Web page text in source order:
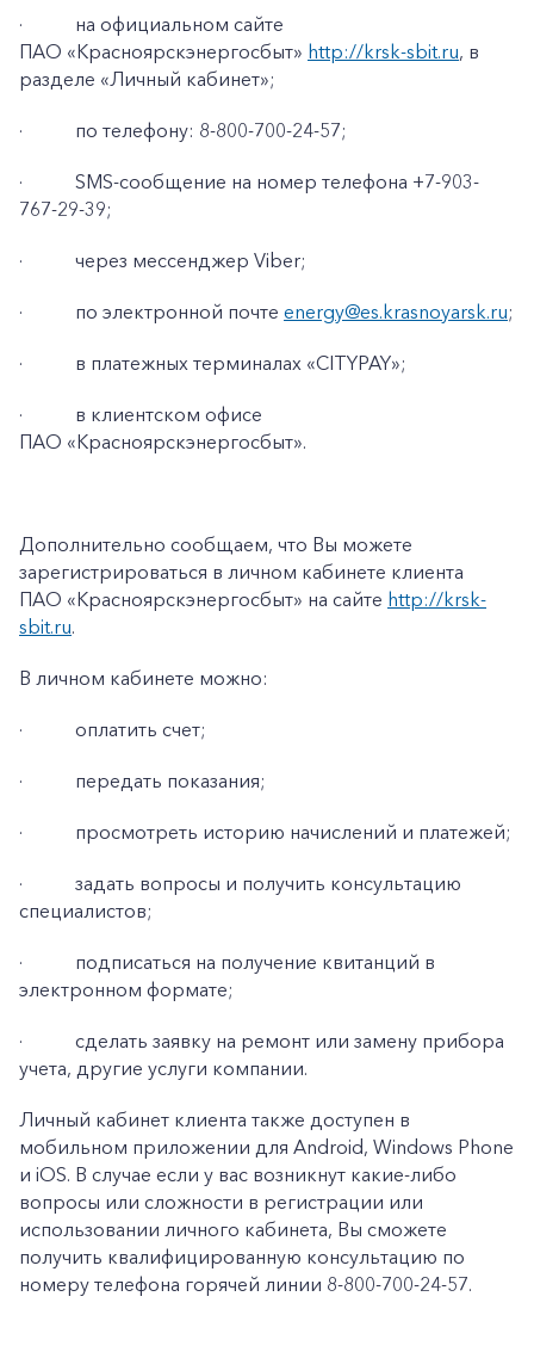
+7-800-700-24-57
Заказать обратный звонок
Частным клиентам
·
на официальном сайте
ПАО «Красноярскэнергосбыт» http://krsk-sbit.ru, в
разделе «Личный кабинет»;
· по телефону: 8-800-700-24-57;
·
SMS-сообщение на номер телефона +7-903-
767-29-39;
· через мессенджер Viber;
· по электронной почте energy@es.krasnoyarsk.ru;
· в платежных терминалах «CITYPAY»;
·
в клиентском офисе
ПАО «Красноярскэнергосбыт».
Дополнительно сообщаем, что Вы можете
зарегистрироваться в личном кабинете клиента
ПАО «Красноярскэнергосбыт» на сайте http://krsk-
sbit.ru.
В личном кабинете можно:
· оплатить счет;
· передать показания;
· просмотреть историю начислений и платежей;
·
задать вопросы и получить консультацию
специалистов;
·
подписаться на получение квитанций в
электронном формате;
·
сделать заявку на ремонт или замену прибора
учета, другие услуги компании.
Личный кабинет клиента также доступен в
мобильном приложении для Android, Windows Phone
и iOS. В случае если у вас возникнут какие-либо
вопросы или сложности в регистрации или
использовании личного кабинета, Вы сможете
получить квалифицированную консультацию по
номеру телефона горячей линии 8-800-700-24-57.